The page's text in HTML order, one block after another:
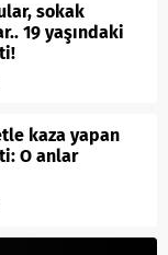
sokak
19 yaşındaki
kaza yapan
O anlar